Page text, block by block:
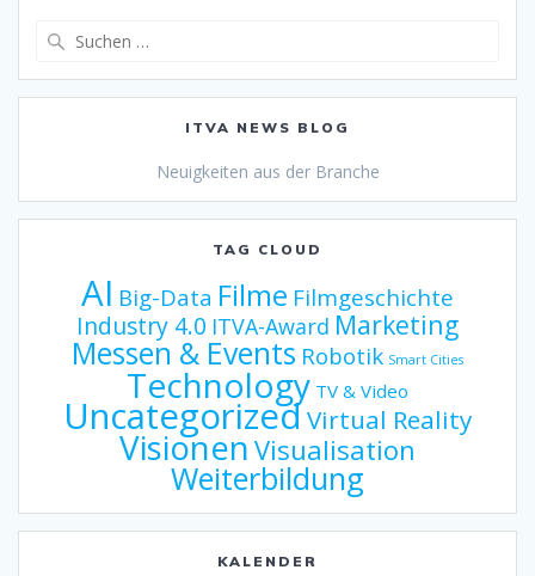
ITVA NEWS BLOG
Neuigkeiten aus der Branche
TAG CLOUD
AI Big-Data Filme Filmgeschichte
Industry 4.0 ITVA-Award Marketing
Messen & Events Robotik Smart Cities
Technology TV & Video
UncategorizedVirtual Reality
Visionen Visualisation
Weiterbildung
KALENDER